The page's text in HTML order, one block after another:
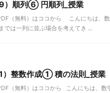
9）順列⑥ 円順列_授業
（無料）はココから こんにちは、
では一列に並ぶ場合を考えてき ...
1）整数作成① 積の法則_授業
（無料）はココから こんにちは、数